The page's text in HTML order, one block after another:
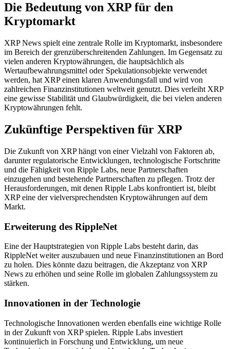
Die Bedeutung von XRP für den
Kryptomarkt
XRP News spielt eine zentrale Rolle im Kryptomarkt, insbesondere
im Bereich der grenzüberschreitenden Zahlungen. Im Gegensatz zu
vielen anderen Kryptowährungen, die hauptsächlich als
Wertaufbewahrungsmittel oder Spekulationsobjekte verwendet
werden, hat XRP einen klaren Anwendungsfall und wird von
zahlreichen Finanzinstitutionen weltweit genutzt. Dies verleiht XRP
eine gewisse Stabilität und Glaubwürdigkeit, die bei vielen anderen
Kryptowährungen fehlt.
Zukünftige Perspektiven für XRP
Die Zukunft von XRP hängt von einer Vielzahl von Faktoren ab,
darunter regulatorische Entwicklungen, technologische Fortschritte
und die Fähigkeit von Ripple Labs, neue Partnerschaften
einzugehen und bestehende Partnerschaften zu pflegen. Trotz der
Herausforderungen, mit denen Ripple Labs konfrontiert ist, bleibt
XRP eine der vielversprechendsten Kryptowährungen auf dem
Markt.
Erweiterung des RippleNet
Eine der Hauptstrategien von Ripple Labs besteht darin, das
RippleNet weiter auszubauen und neue Finanzinstitutionen an Bord
zu holen. Dies könnte dazu beitragen, die Akzeptanz von XRP
News zu erhöhen und seine Rolle im globalen Zahlungssystem zu
stärken.
Innovationen in der Technologie
Technologische Innovationen werden ebenfalls eine wichtige Rolle
in der Zukunft von XRP spielen. Ripple Labs investiert
kontinuierlich in Forschung und Entwicklung, um neue